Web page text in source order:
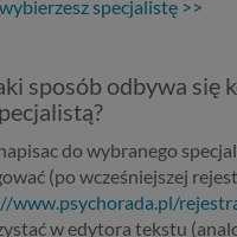
specjalistę >>
sposób odbywa się
do wybranego
(po wcześniejszej
www.psychorada.pl/
w edytora tekstu
danych osobowych
RODO przewiduje kilka
prawnych dla przetwarzania
korzystania z naszych
z nich: